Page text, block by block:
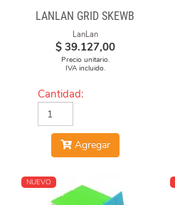
LANLAN GRID SKEWB
LanLan
$ 39.127,00
Precio unitario.
IVA incluido.
Cantidad:
Agregar
NUEVO